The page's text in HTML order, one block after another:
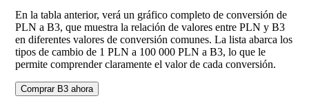
En la tabla anterior, verá un gráfico completo de conversión de
PLN a B3, que muestra la relación de valores entre PLN y B3
en diferentes valores de conversión comunes. La lista abarca los
tipos de cambio de 1 PLN a 100 000 PLN a B3, lo que le
permite comprender claramente el valor de cada conversión.
Comprar B3 ahora